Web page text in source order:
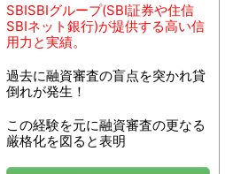
SBISBIグループ(SBI証券や住信
SBIネット銀行)が提供する高い信
用力と実績。
過去に融資審査の盲点を突かれ貸
倒れが発生！
この経験を元に融資審査の更なる
厳格化を図ると表明